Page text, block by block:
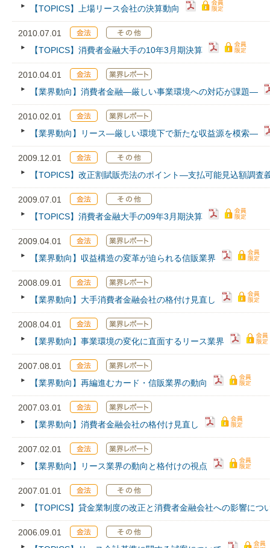
【TOPICS】上場リース会社の決算動向
2010.07.01
【TOPICS】消費者金融大手の10年3月期決算
2010.04.01
【業界動向】消費者金融―厳しい事業環境への対応が課題―
2010.02.01
【業界動向】リース―厳しい環境下で新たな収益源を模索―
2009.12.01
【TOPICS】改正割賦販売法のポイント―支払可能見込額調
2009.07.01
【TOPICS】消費者金融大手の09年3月期決算
2009.04.01
【業界動向】収益構造の変革が迫られる信販業界
2008.09.01
【業界動向】大手消費者金融会社の格付け見直し
2008.04.01
【業界動向】事業環境の変化に直面するリース業界
2007.08.01
【業界動向】再編進むカード・信販業界の動向
2007.03.01
【業界動向】消費者金融会社の格付け見直し
2007.02.01
【業界動向】リース業界の動向と格付けの視点
2007.01.01
【TOPICS】貸金業制度の改正と消費者金融会社への影響につ
2006.09.01